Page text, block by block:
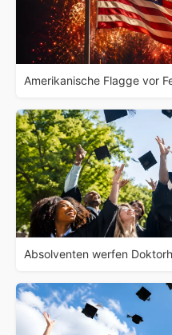
Amerikanische Flagge vor
Absolventen werfen